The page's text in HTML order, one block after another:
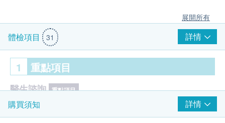
展開所有
體檢項目 31 詳情
1 重點項目
醫生諮詢 重點項目
家庭醫學專科醫生診前及診後諮詢
購買須知 詳情